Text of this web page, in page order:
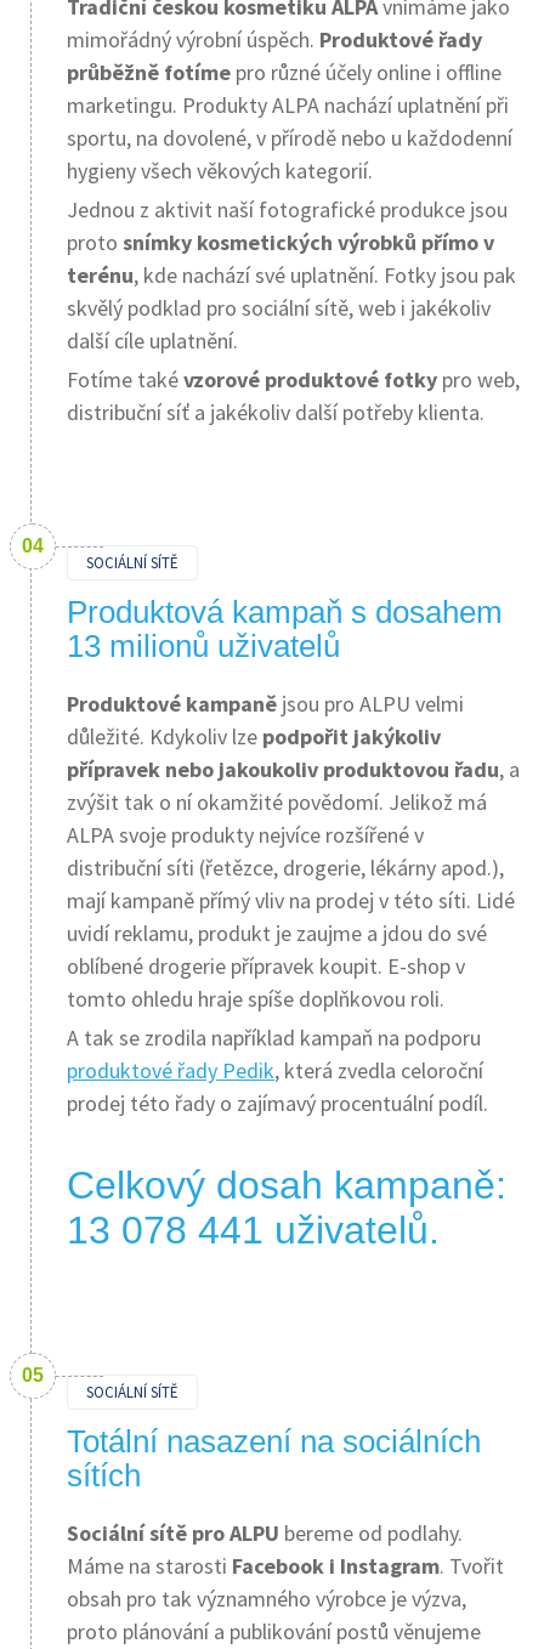
Tradiční českou kosmetiku ALPAvnímáme jako
mimořádný výrobní úspěch. Produktové řady
průběžně fotíme pro různé účely online i offline
marketingu. Produkty ALPA nachází uplatnění při
sportu, na dovolené, v přírodě nebo u každodenní
hygieny všech věkových kategorií.
Jednou z aktivit naší fotografické produkce jsou
proto snímky kosmetických výrobků přímo v
terénu, kde nachází své uplatnění. Fotky jsou pak
skvělý podklad pro sociální sítě, web i jakékoliv
další cíle uplatnění.
Fotíme takévzorové produktové fotky pro web,
distribuční síť a jakékoliv další potřeby klienta.
SOCIÁLNÍ SÍTĚ
Produktová kampaň s dosahem
13 milionů uživatelů
Produktové kampaně jsou pro ALPU velmi
důležité. Kdykoliv lze podpořit jakýkoliv
přípravek nebo jakoukoliv produktovou řadu, a
zvýšit tak o ní okamžité povědomí. Jelikož má
ALPA svoje produkty nejvíce rozšířené v
distribuční síti (řetězce, drogerie, lékárny apod.),
mají kampaně přímý vliv na prodej v této síti. Lidé
uvidí reklamu, produkt je zaujme a jdou do své
oblíbené drogerie přípravek koupit. E-shop v
tomto ohledu hraje spíše doplňkovou roli.
A tak se zrodila například kampaň na podporu
produktové řady Pedik, která zvedla celoroční
prodej této řady o zajímavý procentuální podíl.
Celkový dosah kampaně:
13 078 441 uživatelů.
SOCIÁLNÍ SÍTĚ
Totální nasazení na sociálních
sítích
Sociální sítě pro ALPU bereme od podlahy.
Máme na starosti Facebook i Instagram. Tvořit
obsah pro tak významného výrobce je výzva,
proto plánování a publikování postů věnujeme